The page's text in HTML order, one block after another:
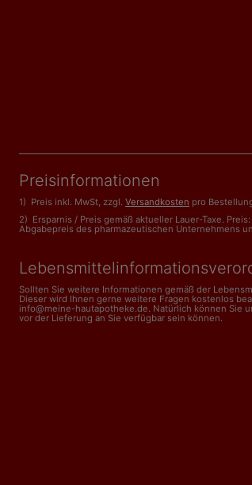
Preisinformationen
1) Preis inkl. MwSt, zzgl. Versandkosten pro
2) Ersparnis / Preis gemäß aktueller Lauer-Taxe.
Abgabepreis des pharmazeutischen Unternehmens
Sollten Sie weitere Informationen gemäß der
Dieser wird Ihnen gerne weitere Fragen kostenlos
info@meine-hautapotheke.de. Natürlich können Sie
vor der Lieferung an Sie verfügbar sein können.